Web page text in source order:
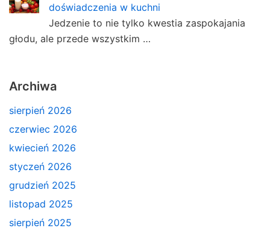
doświadczenia w kuchni
Jedzenie to nie tylko kwestia zaspokajania
głodu, ale przede wszystkim …
Archiwa
sierpień 2026
czerwiec 2026
kwiecień 2026
styczeń 2026
grudzień 2025
listopad 2025
sierpień 2025